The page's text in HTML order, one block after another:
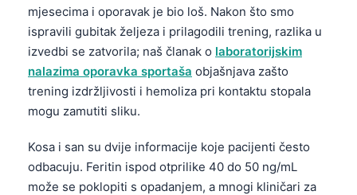
mjesecima i oporavak je bio loš. Nakon što smo
ispravili gubitak željeza i prilagodili trening, razlika u
izvedbi se zatvorila; naš članak o laboratorijskim
nalazima oporavka sportaša objašnjava zašto
trening izdržljivosti i hemoliza pri kontaktu stopala
mogu zamutiti sliku.
Kosa i san su dvije informacije koje pacijenti često
odbacuju. Feritin ispod otprilike 40 do 50 ng/mL
može se poklopiti s opadanjem, a mnogi kliničari za